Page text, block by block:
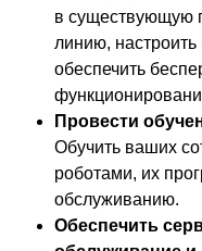
в существующую
линию, настроить
обеспечить
Провести
Обучить ваших
роботами, их
обслуживанию.
Обеспечить